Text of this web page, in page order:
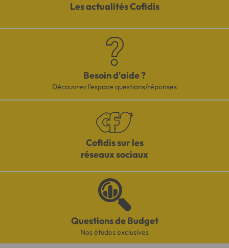
Les actualités Cofidis
Besoin d'aide ?
Découvrez l'espace questions/réponses
Cofidis sur les
réseaux sociaux
Questions de Budget
Nos études exclusives